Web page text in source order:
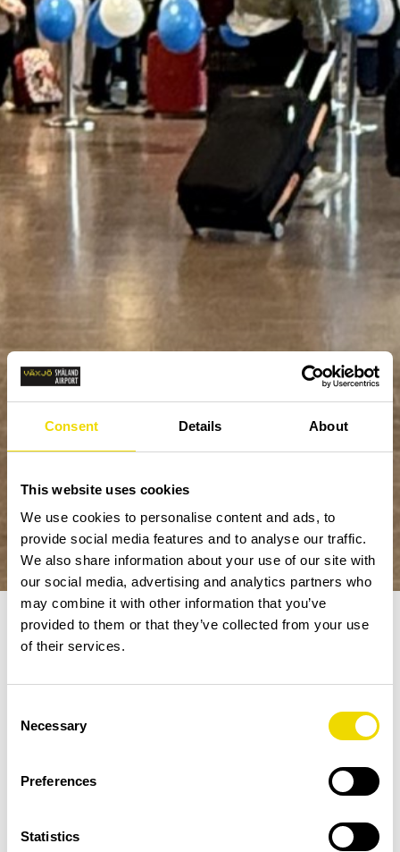
Consent Details About
This website uses cookies
We use cookies to personalise content and ads, to
provide social media features and to analyse our traffic.
We also share information about your use of our site with
our social media, advertising and analytics partners who
may combine it with other information that you’ve
provided to them or that they’ve collected from your use
of their services.
Selection
Necessary
Preferences
Statistics
Fler nyheter/Premiär för Apollos...
till Växjö och knyter samtidigt
Småland närmare Medelhavet. Den 4
Växjö Småland Airport till Preveza,
vilket ger regionens resenärer smidig